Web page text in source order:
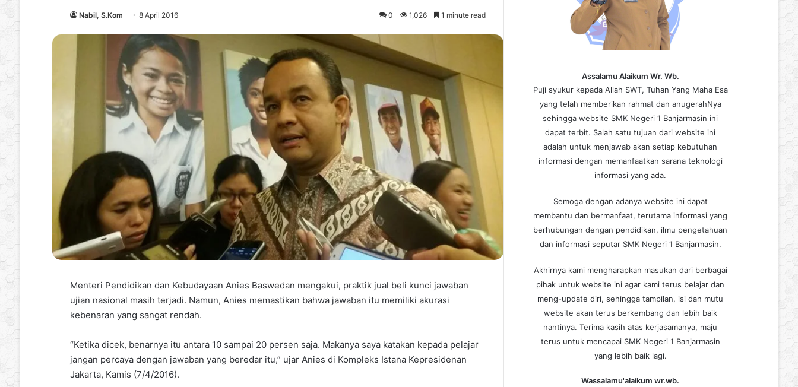
Nabil, S.Kom 8 April 2016 0 1,026 1 minute read
Menteri Pendidikan dan Kebudayaan Anies Baswedan mengakui, praktik jual beli kunci jawaban
ujian nasional masih terjadi. Namun, Anies memastikan bahwa jawaban itu memiliki akurasi
kebenaran yang sangat rendah.
“Ketika dicek, benarnya itu antara 10 sampai 20 persen saja. Makanya saya katakan kepada pelajar
jangan percaya dengan jawaban yang beredar itu,” ujar Anies di Kompleks Istana Kepresidenan
Jakarta, Kamis (7/4/2016).
Assalamu Alaikum Wr. Wb.
Puji syukur kepada Allah SWT, Tuhan Yang Maha Esa
yang telah memberikan rahmat dan anugerahNya
sehingga website SMK Negeri 1 Banjarmasin ini
dapat terbit. Salah satu tujuan dari website ini
adalah untuk menjawab akan setiap kebutuhan
informasi dengan memanfaatkan sarana teknologi
informasi yang ada.
Semoga dengan adanya website ini dapat
membantu dan bermanfaat, terutama informasi yang
berhubungan dengan pendidikan, ilmu pengetahuan
dan informasi seputar SMK Negeri 1 Banjarmasin.
Akhirnya kami mengharapkan masukan dari berbagai
pihak untuk website ini agar kami terus belajar dan
meng-update diri, sehingga tampilan, isi dan mutu
website akan terus berkembang dan lebih baik
nantinya. Terima kasih atas kerjasamanya, maju
terus untuk mencapai SMK Negeri 1 Banjarmasin
yang lebih baik lagi.
Wassalamu'alaikum wr.wb.